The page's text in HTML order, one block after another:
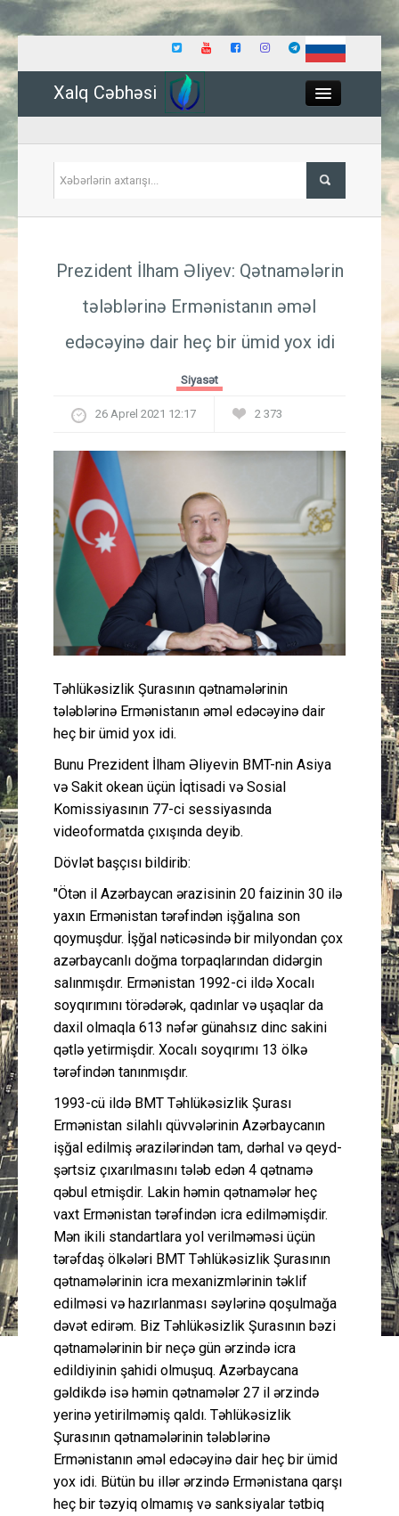
Xalq Cəbhəsi
İqtisadiyyat
Güney Azərbaycan
İdman
Layihə
Gündəm
Cəmiyyət
Əlaqə
Prezident İlham Əliyev: Qətnamələrin
tələblərinə Ermənistanın əməl
edəcəyinə dair heç bir ümid yox idi
Siyasət
26 Aprel 2021 12:17 2 373
Təhlükəsizlik Şurasının qətnamələrinin
tələblərinə Ermənistanın əməl edəcəyinə dair
heç bir ümid yox idi.
Bunu Prezident İlham Əliyevin BMT-nin Asiya
və Sakit okean üçün İqtisadi və Sosial
Komissiyasının 77-ci sessiyasında
videoformatda çıxışında deyib.
Dövlət başçısı bildirib:
"Ötən il Azərbaycan ərazisinin 20 faizinin 30 ilə
yaxın Ermənistan tərəfindən işğalına son
qoymuşdur. İşğal nəticəsində bir milyondan çox
azərbaycanlı doğma torpaqlarından didərgin
salınmışdır. Ermənistan 1992-ci ildə Xocalı
soyqırımını törədərək, qadınlar və uşaqlar da
daxil olmaqla 613 nəfər günahsız dinc sakini
qətlə yetirmişdir. Xocalı soyqırımı 13 ölkə
tərəfindən tanınmışdır.
1993-cü ildə BMT Təhlükəsizlik Şurası
Ermənistan silahlı qüvvələrinin Azərbaycanın
işğal edilmiş ərazilərindən tam, dərhal və qeyd-
şərtsiz çıxarılmasını tələb edən 4 qətnamə
qəbul etmişdir. Lakin həmin qətnamələr heç
vaxt Ermənistan tərəfindən icra edilməmişdir.
Mən ikili standartlara yol verilməməsi üçün
tərəfdaş ölkələri BMT Təhlükəsizlik Şurasının
qətnamələrinin icra mexanizmlərinin təklif
edilməsi və hazırlanması səylərinə qoşulmağa
dəvət edirəm. Biz Təhlükəsizlik Şurasının bəzi
qətnamələrinin bir neçə gün ərzində icra
edildiyinin şahidi olmuşuq. Azərbaycana
gəldikdə isə həmin qətnamələr 27 il ərzində
yerinə yetirilməmiş qaldı. Təhlükəsizlik
Şurasının qətnamələrinin tələblərinə
Ermənistanın əməl edəcəyinə dair heç bir ümid
yox idi. Bütün bu illər ərzində Ermənistana qarşı
heç bir təzyiq olmamış və sanksiyalar tətbiq